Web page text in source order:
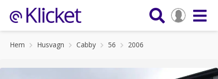
Hem Husvagn Cabby 56 2006